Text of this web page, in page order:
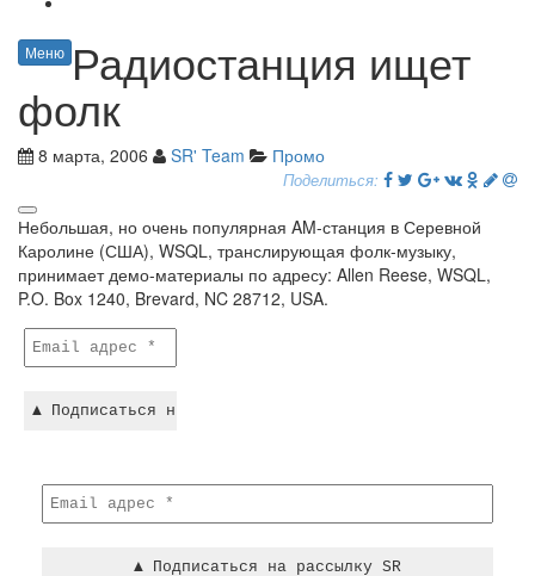
Меню Радиостанция ищет
фолк
8 марта, 2006 SR' Team Промо
Поделиться:
Небольшая, но очень популярная AM-станция в Серевной
Каролине (США), WSQL, транслирующая фолк-музыку,
принимает демо-материалы по адресу: Allen Reese, WSQL,
P.O. Box 1240, Brevard, NC 28712, USA.